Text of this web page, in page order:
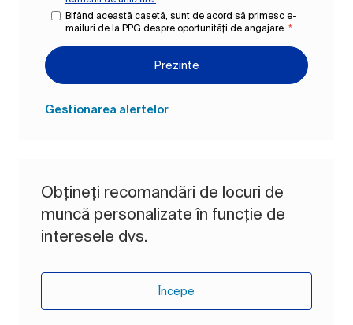
Bifând această casetă, sunt de acord să primesc e-
mailuri de la PPG despre oportunități de angajare. *
Prezinte
Gestionarea alertelor
Obțineți recomandări de locuri de
muncă personalizate în funcție de
interesele dvs.
Începe